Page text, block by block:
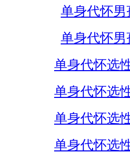
单身代怀男
单身代怀男
单身代怀选
单身代怀选
单身代怀选
单身代怀选